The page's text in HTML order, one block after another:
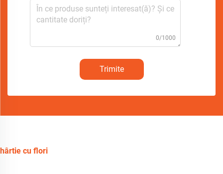
0/1000
Trimite
hârtie cu flori